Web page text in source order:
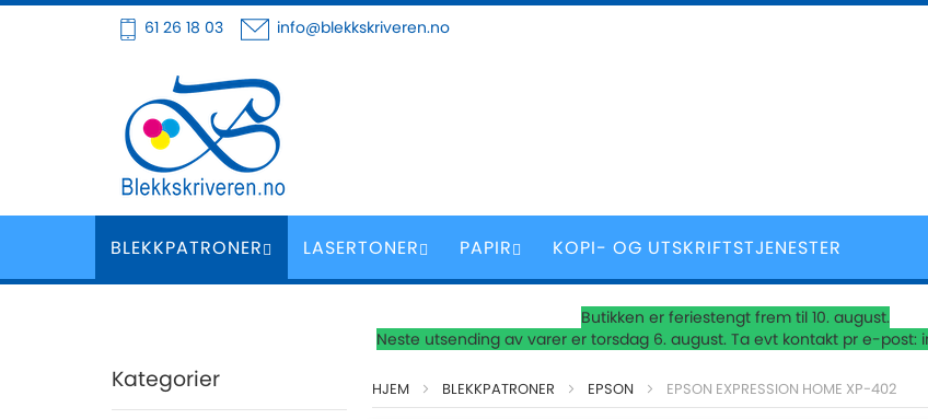
Hoppe
innhold
61 26 18 03 info@blekkskriveren.no
BLEKKPATRONER LASERTONER PAPIR KOPI- OG UTSKRIFTSTJENESTER
Butikken er feriestengt frem til 10. august.
Neste utsending av varer er torsdag 6. august. Ta evt kontakt pr e-post:
HJEM BLEKKPATRONER EPSON EPSON EXPRESSION HOME XP-402
Kategorier